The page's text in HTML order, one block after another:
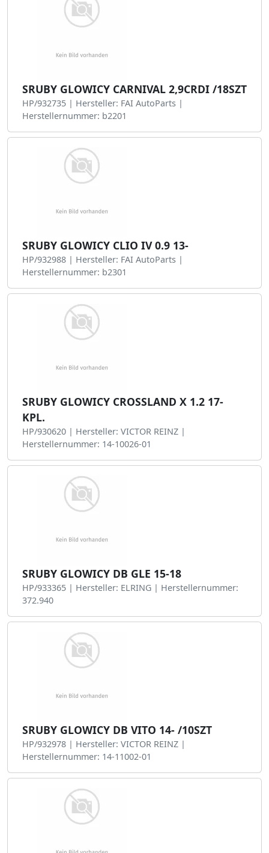
SRUBY GLOWICY CARNIVAL 2,9CRDI /18SZT
HP/932735 | Hersteller: FAI AutoParts |
Herstellernummer: b2201
SRUBY GLOWICY CLIO IV 0.9 13-
HP/932988 | Hersteller: FAI AutoParts |
Herstellernummer: b2301
SRUBY GLOWICY CROSSLAND X 1.2 17-
KPL.
HP/930620 | Hersteller: VICTOR REINZ |
Herstellernummer: 14-10026-01
SRUBY GLOWICY DB GLE 15-18
HP/933365 | Hersteller: ELRING | Herstellernummer:
372.940
SRUBY GLOWICY DB VITO 14- /10SZT
HP/932978 | Hersteller: VICTOR REINZ |
Herstellernummer: 14-11002-01